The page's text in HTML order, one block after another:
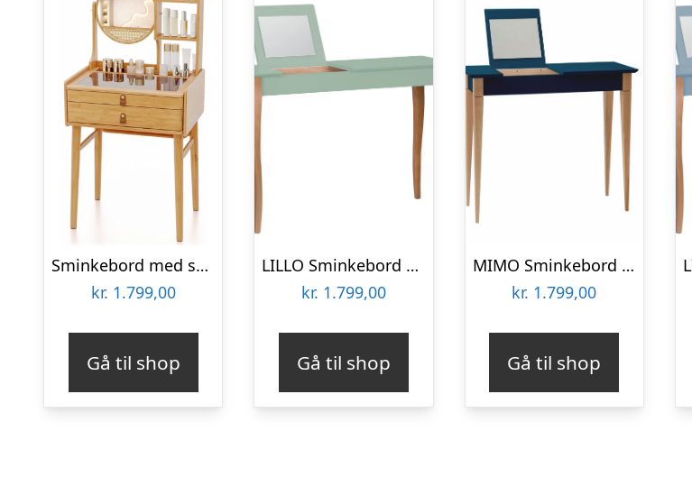
Sminkebord med skuffer i bambus H122 x B60 cm – Natur
kr. 1.799,00
Gå til shop
LILLO Sminkebord med spejl 105x35cm Salviegrøn
kr. 1.799,00
Gå til shop
MIMO Sminkebord med spejl – 85x35cm Petrolblå
kr. 1.799,00
Gå til shop